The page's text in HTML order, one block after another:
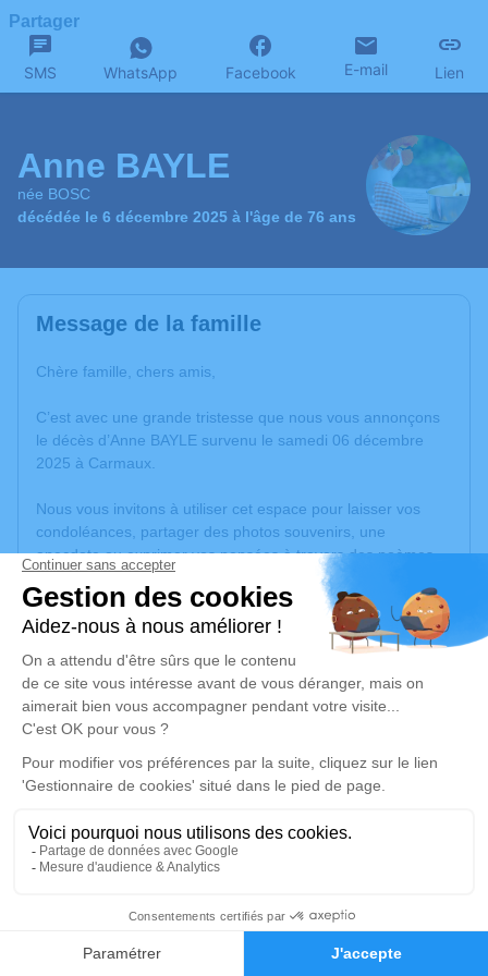
Faire-part Hommages
Partager
SMS WhatsApp Facebook E-mail Lien
Anne BAYLE
née BOSC
décédée le 6 décembre 2025 à l'âge de 76 ans
Message de la famille
Chère famille, chers amis,
C’est avec une grande tristesse que nous vous annonçons
le décès d’Anne BAYLE survenu le samedi 06 décembre
2025 à Carmaux.
Nous vous invitons à utiliser cet espace pour laisser vos
condoléances, partager des photos souvenirs, une
anecdote ou exprimer vos pensées à travers des poèmes
ou des textes. Cet endroit est un lieu d'expression dédié à
honorer la mémoire d’Anne BAYLE.
Un service de plantation d’arbre hommage estdisponible
ici.
Cérémonie religieuse
mardi 09 décembre 2025 à 14h30
Église Sainte Cécile de Carmaux
3 place sainte cécile
Je rends hommage